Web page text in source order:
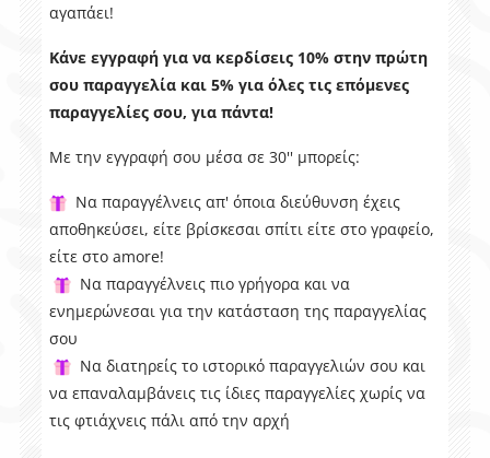
αγαπάει!
Κάνε εγγραφή για να κερδίσεις 10% στην πρώτη
σου παραγγελία και 5% για όλες τις επόμενες
παραγγελίες σου, για πάντα!
Με την εγγραφή σου μέσα σε 30'' μπορείς:
Να παραγγέλνεις απ' όποια διεύθυνση έχεις
αποθηκεύσει, είτε βρίσκεσαι σπίτι είτε στο γραφείο,
είτε στο amore!
Να παραγγέλνεις πιο γρήγορα και να
ενημερώνεσαι για την κατάσταση της παραγγελίας
σου
Να διατηρείς το ιστορικό παραγγελιών σου και
να επαναλαμβάνεις τις ίδιες παραγγελίες χωρίς να
τις φτιάχνεις πάλι από την αρχή